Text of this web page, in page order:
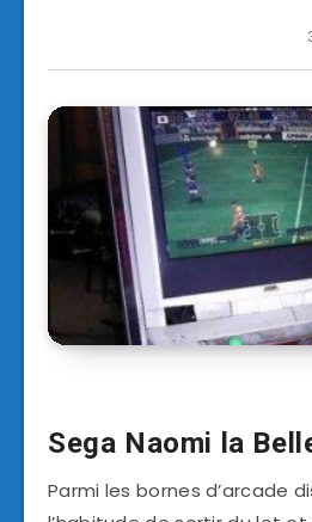
Sega Naomi la
Parmi les bornes d’arcade